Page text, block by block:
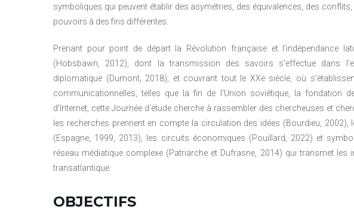
symboliques qui peuvent établir des asymétries, des équivalences, des
pouvoirs à des fins différentes.
Prenant pour point de départ la Révolution française et l’indépendance
(Hobsbawn, 2012), dont la transmission des savoirs s’effectue dans
diplomatique (Dumont, 2018), et couvrant tout le XXe siècle, où
communicationnelles, telles que la fin de l’Union soviétique, la fondation
d’Internet, cette Journée d’étude cherche à rassembler des chercheuses et
les recherches prennent en compte la circulation des idées (Bourdieu,
(Espagne, 1999, 2013), les circuits économiques (Pouillard, 2022) et
réseau médiatique complexe (Patriarche et Dufrasne, 2014) qui transmet
transatlantique.
OBJECTIFS